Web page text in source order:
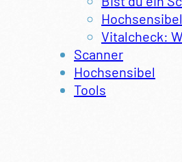
Vitalcheck:
Scanner
Hochsensibel
Tools